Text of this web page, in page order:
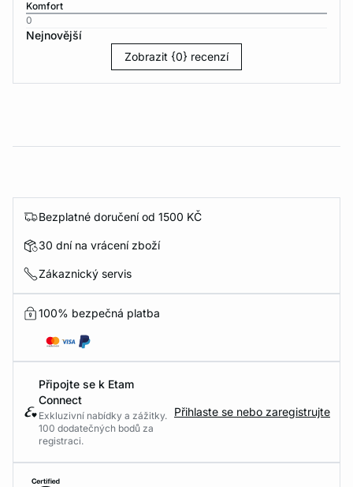
Komfort
0
Nejnovější
Zobrazit {0} recenzí
Bezplatné doručení od 1500 KČ
30 dní na vrácení zboží
Zákaznický servis
100% bezpečná platba
Připojte se k Etam
Connect
Exkluzivní nabídky a zážitky.
100 dodatečných bodů za
registraci.
Přihlaste se nebo zaregistrujte